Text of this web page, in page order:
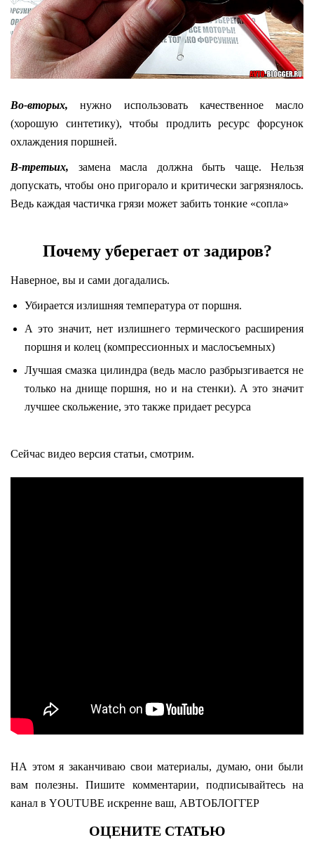
Во-вторых, нужно использовать качественное масло
(хорошую синтетику), чтобы продлить ресурс форсунок
охлаждения поршней.
В-третьих, замена масла должна быть чаще. Нельзя
допускать, чтобы оно пригорало и критически загрязнялось.
Ведь каждая частичка грязи может забить тонкие «сопла»
Почему уберегает от задиров?
Наверное, вы и сами догадались.
Убирается излишняя температура от поршня.
А это значит, нет излишнего термического расширения
поршня и колец (компрессионных и маслосъемных)
Лучшая смазка цилиндра (ведь масло разбрызгивается не
только на днище поршня, но и на стенки). А это значит
лучшее скольжение, это также придает ресурса
Сейчас видео версия статьи, смотрим.
НА этом я заканчиваю свои материалы, думаю, они были
вам полезны. Пишите комментарии, подписывайтесь на
канал в YOUTUBE искренне ваш, АВТОБЛОГГЕР